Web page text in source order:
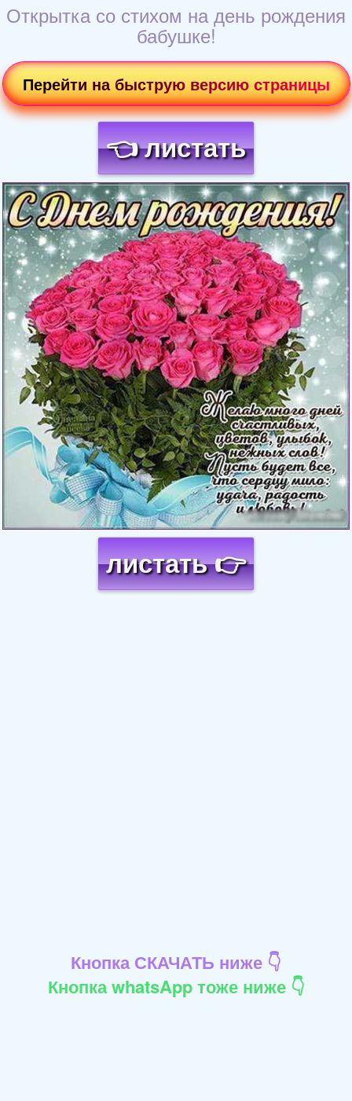
Открытка со стихом на день рождения
бабушке!
Перейти на быструю версию страницы
👈 листать
Загрузка картинки...
листать 👉
Кнопка СКАЧАТЬ ниже 👇
Кнопка whatsApp тоже ниже 👇